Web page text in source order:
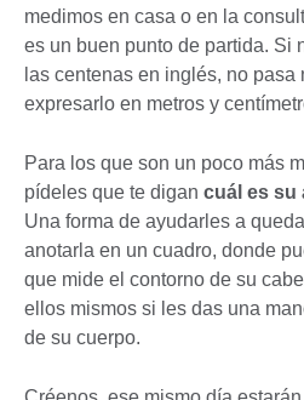
medimos en casa o en la
es un buen punto de partida. Si
las centenas en inglés, no
expresarlo en metros y
Para los que son un poco más
pídeles que te digan cuál es su
Una forma de ayudarles a
anotarla en un cuadro, donde
que mide el contorno de su
ellos mismos si les das una
de su cuerpo.